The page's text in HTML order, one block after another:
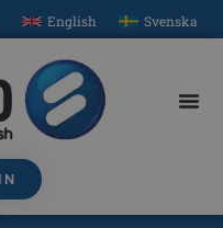
English Svenska